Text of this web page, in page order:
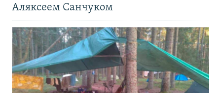
Аляксеем Санчуком